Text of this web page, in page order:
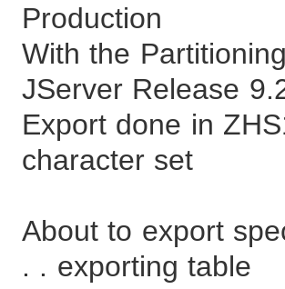
Production
With the
JServer Release
Export done in
character set
About to export
. . exporting